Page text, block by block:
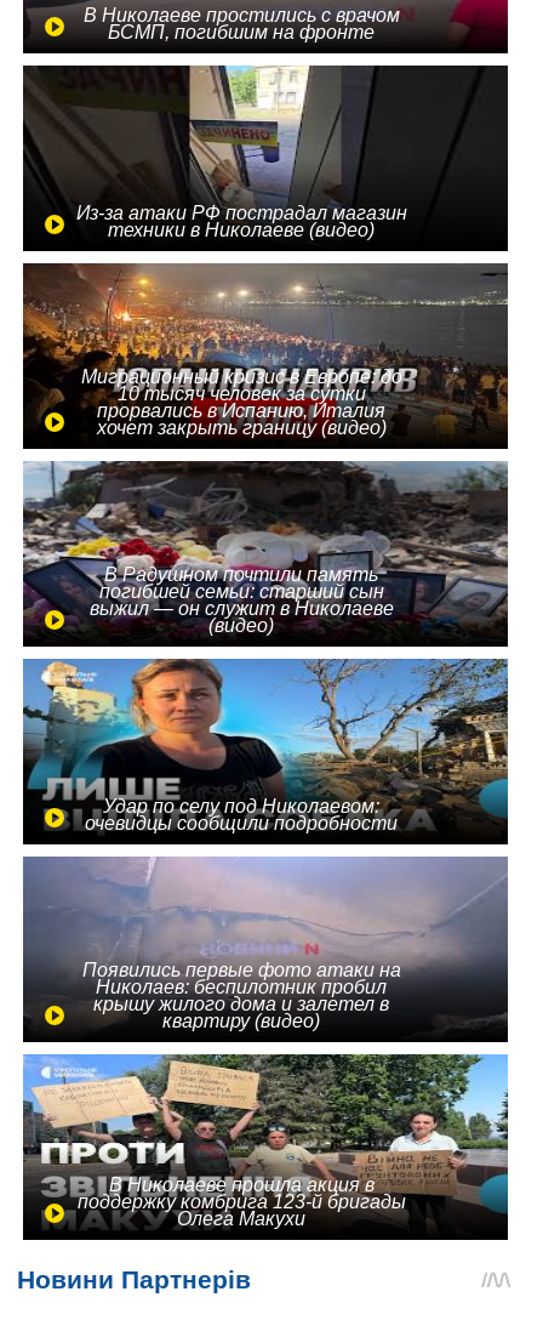
В Николаеве простились с врачом
БСМП, погибшим на фронте
Из-за атаки РФ пострадал магазин
техники в Николаеве (видео)
Миграционный кризис в Европе: до
10 тысяч человек за сутки
прорвались в Испанию, Италия
хочет закрыть границу (видео)
В Радушном почтили память
погибшей семьи: старший сын
выжил — он служит в Николаеве
(видео)
Удар по селу под Николаевом:
очевидцы сообщили подробности
Появились первые фото атаки на
Николаев: беспилотник пробил
крышу жилого дома и залетел в
квартиру (видео)
В Николаеве прошла акция в
поддержку комбрига 123-й бригады
Олега Макухи